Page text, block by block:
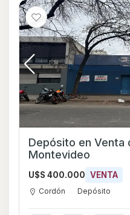
Depósito en Venta de en
Montevideo
U$S 400.000 VENTA
Cordón Depósito